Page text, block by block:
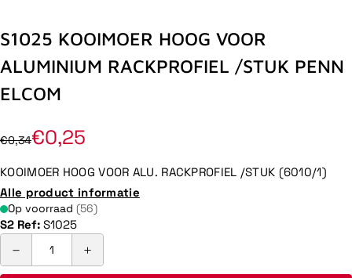
S1025 KOOIMOER HOOG VOOR
ALUMINIUM RACKPROFIEL /STUK PENN
ELCOM
€0,34€0,25
KOOIMOER HOOG VOOR ALU. RACKPROFIEL /STUK (6010/1)
Alle product informatie
Op voorraad (56)
S2 Ref: S1025